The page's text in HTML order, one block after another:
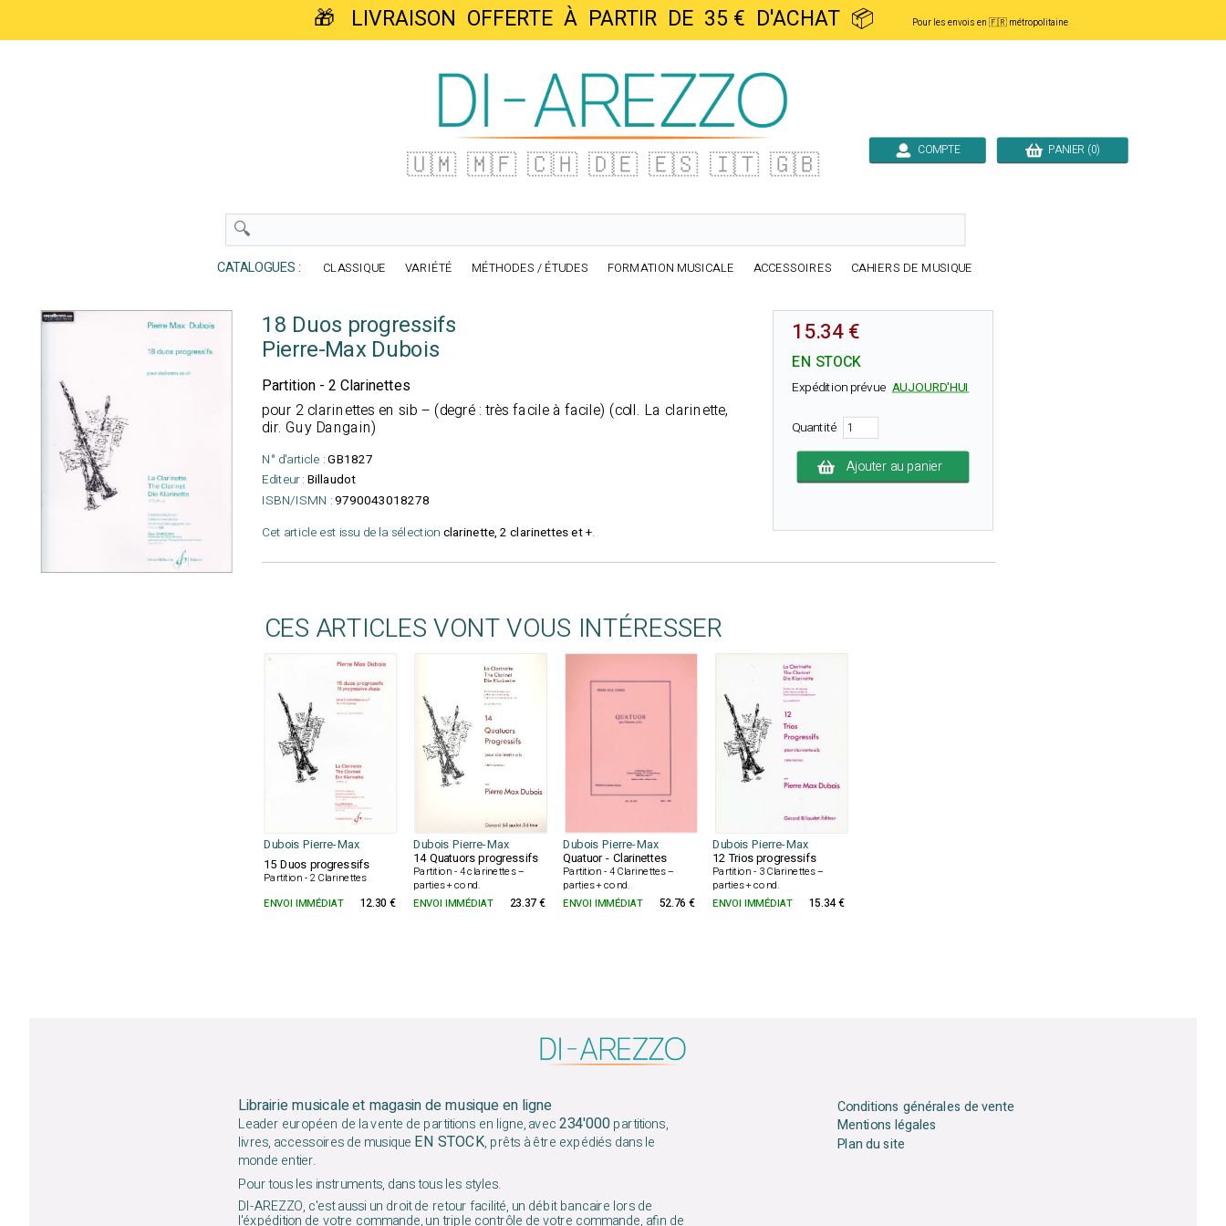
🎁 LIVRAISON OFFERTE À PARTIR DE 35 € D'ACHAT 📦 Pour les envois en 🇫🇷 métropolitaine
🇺🇲 🇲🇫 🇨🇭 🇩🇪 🇪🇸 🇮🇹 🇬🇧 COMPTE PANIER (0)
CATALOGUES : CLASSIQUE VARIÉTÉ MÉTHODES / ÉTUDES FORMATION MUSICALE ACCESSOIRES CAHIERS DE MUSIQUE
18 Duos progressifs
Pierre-Max Dubois
Partition - 2 Clarinettes
pour 2 clarinettes en sib – (degré : très facile à facile) (coll. La clarinette,
dir. Guy Dangain)
N° d'article :GB1827
Editeur : Billaudot
ISBN/ISMN :9790043018278
Cet article est issu de la sélection clarinette, 2 clarinettes et +.
15.34 €
EN STOCK
Expédition prévueAUJOURD'HUI
Quantité
Ajouter au panier
CES ARTICLES VONT VOUS INTÉRESSER
Dubois Pierre-Max Dubois Pierre-Max Dubois Pierre-Max Dubois Pierre-Max
15 Duos progressifs
Partition - 2 Clarinettes
14 Quatuors progressifs
Partition - 4 clarinettes –
parties + cond.
Quatuor - Clarinettes
Partition - 4 Clarinettes –
parties + cond.
12 Trios progressifs
Partition - 3 Clarinettes –
parties + cond.
ENVOI IMMÉDIAT 12.30 € ENVOI IMMÉDIAT 23.37 € ENVOI IMMÉDIAT 52.76 € ENVOI IMMÉDIAT 15.34 €
Librairie musicale et magasin de musique en ligne
Leader européen de la vente de partitions en ligne, avec234'000partitions,
livres, accessoires de musique EN STOCK, prêts à être expédiés dans le
monde entier.
Pour tous les instruments, dans tous les styles.
DI-AREZZO, c'est aussi un droit de retour facilité, un débit bancaire lors de
l'éxpédition de votre commande, un triple contrôle de votre commande, afin de
Conditions générales de vente
Mentions légales
Plan du site